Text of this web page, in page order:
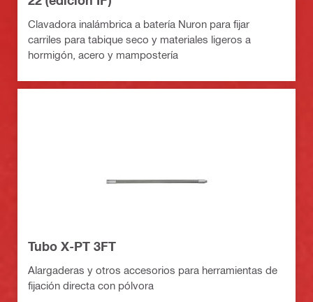
Clavadora inalámbrica a batería Nuron para fijar
carriles para tabique seco y materiales ligeros a
hormigón, acero y mampostería
Tubo X-PT 3FT
Alargaderas y otros accesorios para herramientas de
fijación directa con pólvora